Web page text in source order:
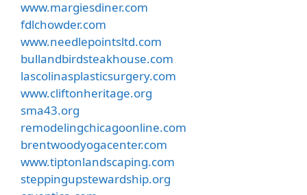
www.margiesdiner.com
fdlchowder.com
www.needlepointsltd.com
bullandbirdsteakhouse.com
lascolinasplasticsurgery.com
www.cliftonheritage.org
sma43.org
remodelingchicagoonline.com
brentwoodyogacenter.com
www.tiptonlandscaping.com
steppingupstewardship.org